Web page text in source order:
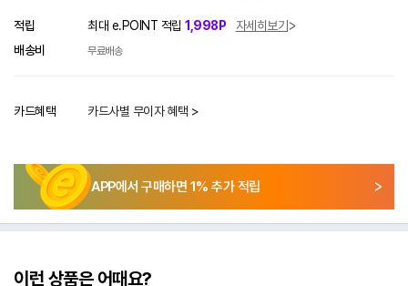
적립 최대 e.POINT 적립 1,998P
자세히보기
배송비
무료배송
카드혜택 카드사별 무이자 혜택 >
APP에서 구매하면 1% 추가 적립
이런 상품은 어때요?